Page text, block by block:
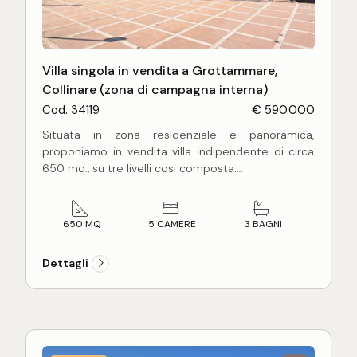
Villa singola in vendita a Grottammare,
Collinare (zona di campagna interna)
Cod. 34119 € 590.000
Situata in zona residenziale e panoramica,
proponiamo in vendita villa indipendente di circa
650 mq., su tre livelli cosi composta:
salone con camino, con ampie vetrate dalle quali è
possibile godere di una splendida vista mare,
disimpegno nel reparto notte, tre spaziose
camere da letto e due bagni oltre scala di
accesso al piano superiore - parzialmente
appartamento indipendente composto da: due
650 MQ 5 CAMERE 3 BAGNI
Dettagli